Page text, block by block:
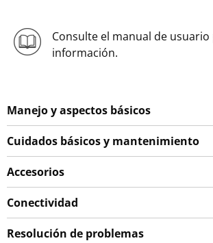
Consulte el manual de usuario
información.
Manejo y aspectos básicos
Cuidados básicos y mantenimiento
Accesorios
Conectividad
Resolución de problemas